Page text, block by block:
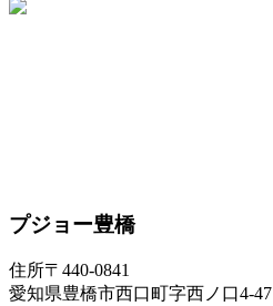
プジョー豊橋
住所〒440-0841
愛知県豊橋市西口町字西ノ口4-47